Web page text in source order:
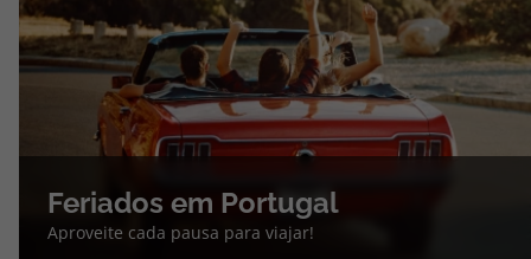
Feriados em Portugal
Aproveite cada pausa para viajar!